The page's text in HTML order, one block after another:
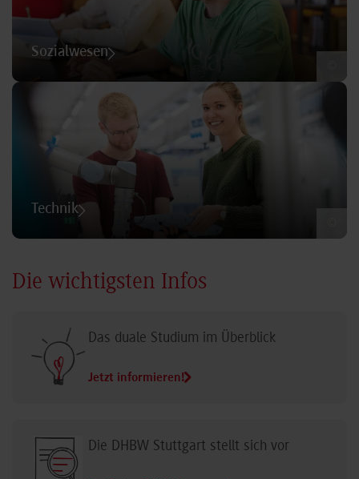
Sozialwesen
Technik
Die wichtigsten Infos
Das duale Studium im Überblick
Jetzt informieren!
Die DHBW Stuttgart stellt sich vor